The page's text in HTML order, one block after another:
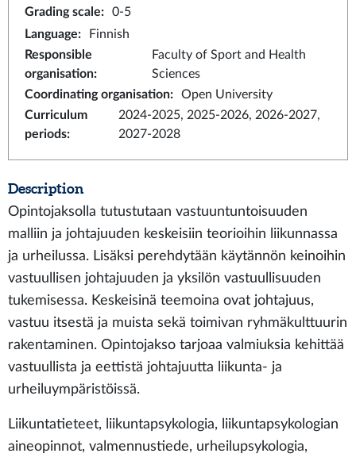
Grading scale:
0-5
Language:
Finnish
Responsible
organisation:
Faculty of Sport and Health
Sciences
Coordinating organisation:
Open University
Curriculum
periods:
2024-2025, 2025-2026, 2026-2027,
2027-2028
Description
Opintojaksolla tutustutaan vastuuntuntoisuuden
malliin ja johtajuuden keskeisiin teorioihin liikunnassa
ja urheilussa. Lisäksi perehdytään käytännön keinoihin
vastuullisen johtajuuden ja yksilön vastuullisuuden
tukemisessa. Keskeisinä teemoina ovat johtajuus,
vastuu itsestä ja muista sekä toimivan ryhmäkulttuurin
rakentaminen. Opintojakso tarjoaa valmiuksia kehittää
vastuullista ja eettistä johtajuutta liikunta- ja
urheiluympäristöissä.
Liikuntatieteet, liikuntapsykologia, liikuntapsykologian
aineopinnot, valmennustiede, urheilupsykologia,